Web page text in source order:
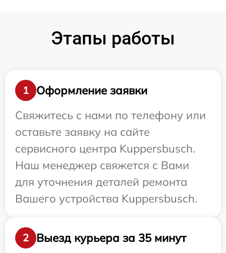
Этапы работы
1
Оформление заявки
Свяжитесь с нами по телефону или
оставьте заявку на сайте
сервисного центра Kuppersbusch.
Наш менеджер свяжется с Вами
для уточнения деталей ремонта
Вашего устройства Kuppersbusch.
2
Выезд курьера за 35 минут